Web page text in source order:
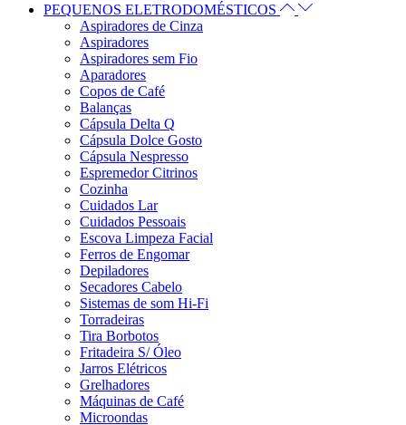
PEQUENOS ELETRODOMÉSTICOS
Aspiradores de Cinza
Aspiradores
Aspiradores sem Fio
Aparadores
Copos de Café
Balanças
Cápsula Delta Q
Cápsula Dolce Gosto
Cápsula Nespresso
Espremedor Citrinos
Cozinha
Cuidados Lar
Cuidados Pessoais
Escova Limpeza Facial
Ferros de Engomar
Depiladores
Secadores Cabelo
Sistemas de som Hi-Fi
Torradeiras
Tira Borbotos
Fritadeira S/ Óleo
Jarros Elétricos
Grelhadores
Máquinas de Café
Microondas